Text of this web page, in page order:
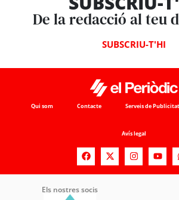
De la redacció al teu
SUBSCRIU-T'HI
Qui som Contacte Serveis de Publicitat
Avís legal
Els nostres socis